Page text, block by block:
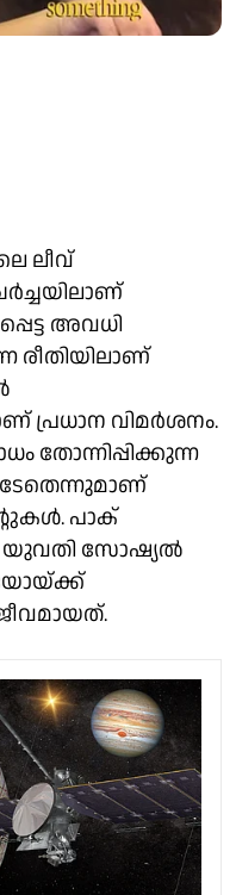
ലീവ്
അവധി
രീതിയിലാണ്
പ്രധാന വിമര്‍ശനം.
തോന്നിപ്പിക്കുന്ന
പാക്
യുവതി സോഷ്യല്‍